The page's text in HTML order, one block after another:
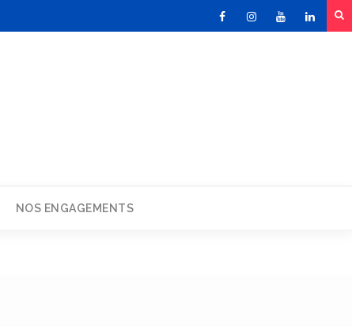
NOS ENGAGEMENTS